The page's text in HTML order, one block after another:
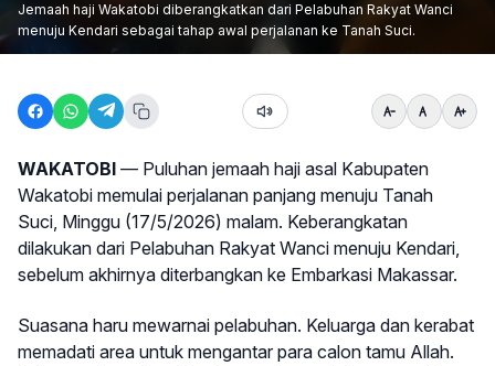
Jemaah haji Wakatobi diberangkatkan dari Pelabuhan Rakyat Wanci
menuju Kendari sebagai tahap awal perjalanan ke Tanah Suci.
WAKATOBI — Puluhan jemaah haji asal Kabupaten
Wakatobi memulai perjalanan panjang menuju Tanah
Suci, Minggu (17/5/2026) malam. Keberangkatan
dilakukan dari Pelabuhan Rakyat Wanci menuju Kendari,
sebelum akhirnya diterbangkan ke Embarkasi Makassar.
Suasana haru mewarnai pelabuhan. Keluarga dan kerabat
memadati area untuk mengantar para calon tamu Allah.